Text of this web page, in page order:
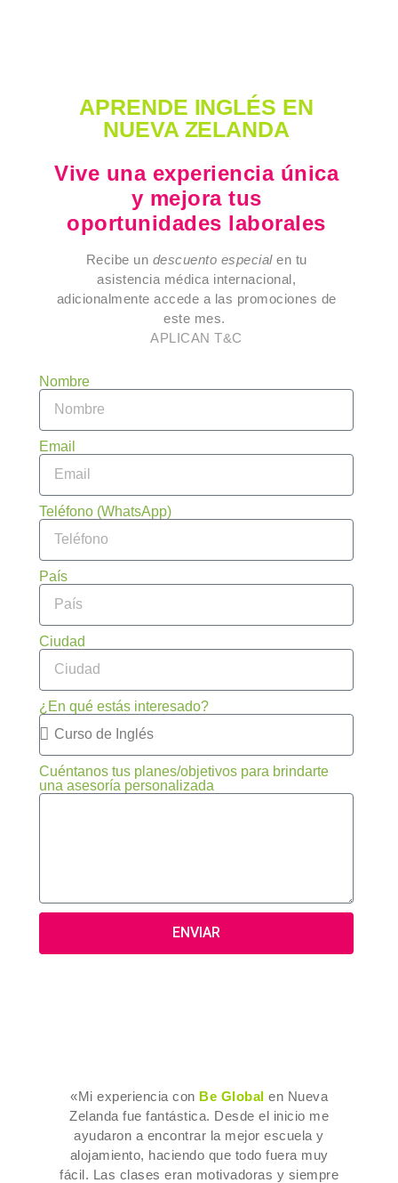
APRENDE INGLÉS EN
NUEVA ZELANDA
Vive una experiencia única
y mejora tus
oportunidades laborales
Recibe un descuento especialen tu
asistencia médica internacional,
adicionalmente accede a las promociones de
este mes.
APLICAN T&C
Nombre
Email
Teléfono (WhatsApp)
País
Ciudad
¿En qué estás interesado?
Cuéntanos tus planes/objetivos para brindarte
una asesoría personalizada
ENVIAR
«Mi experiencia con Be Global en Nueva
Zelanda fue fantástica. Desde el inicio me
ayudaron a encontrar la mejor escuela y
alojamiento, haciendo que todo fuera muy
fácil. Las clases eran motivadoras y siempre